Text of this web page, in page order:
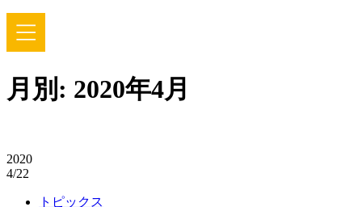
月別: 2020年4月
2020
4/22
トピックス